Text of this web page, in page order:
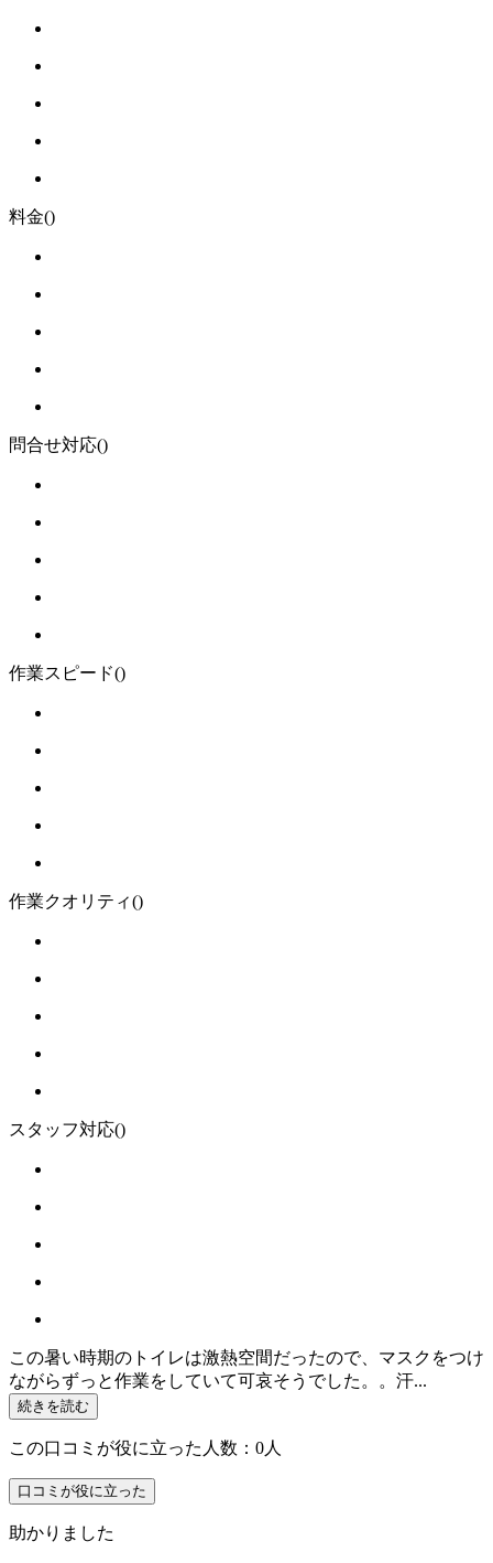
料金()
問合せ対応()
作業スピード()
作業クオリティ()
スタッフ対応()
この暑い時期のトイレは激熱空間だったので、マスクをつけ
ながらずっと作業をしていて可哀そうでした。。汗...
続きを読む
この口コミが役に立った人数：0人
口コミが役に立った
助かりました